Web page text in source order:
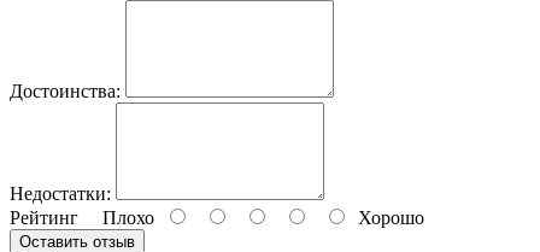
Достоинства:
Недостатки:
Рейтинг Плохо Хорошо
Оставить отзыв